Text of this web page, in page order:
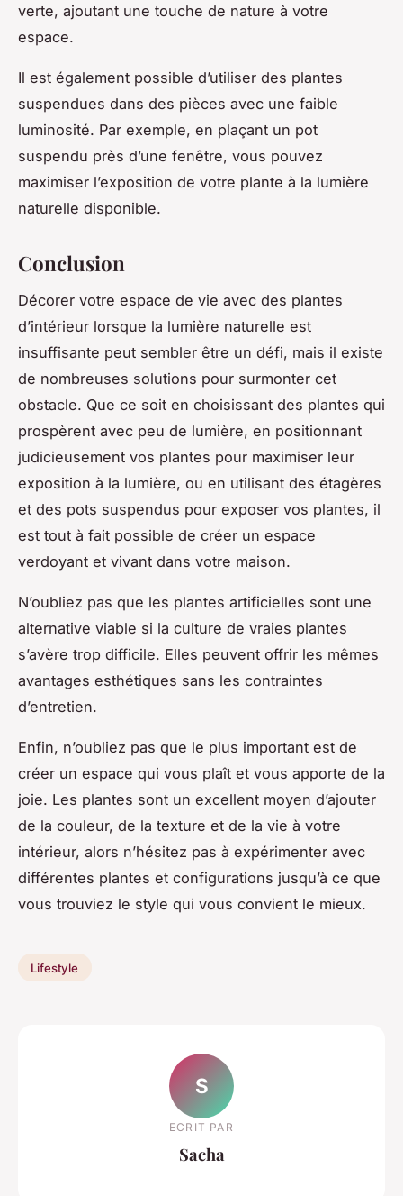
verte, ajoutant une touche de nature à votre
espace.
Il est également possible d’utiliser des plantes
suspendues dans des pièces avec une faible
luminosité. Par exemple, en plaçant un pot
suspendu près d’une fenêtre, vous pouvez
maximiser l’exposition de votre plante à la lumière
naturelle disponible.
Conclusion
Décorer votre espace de vie avec des plantes
d’intérieur lorsque la lumière naturelle est
insuffisante peut sembler être un défi, mais il existe
de nombreuses solutions pour surmonter cet
obstacle. Que ce soit en choisissant des plantes qui
prospèrent avec peu de lumière, en positionnant
judicieusement vos plantes pour maximiser leur
exposition à la lumière, ou en utilisant des étagères
et des pots suspendus pour exposer vos plantes, il
est tout à fait possible de créer un espace
verdoyant et vivant dans votre maison.
N’oubliez pas que les plantes artificielles sont une
alternative viable si la culture de vraies plantes
s’avère trop difficile. Elles peuvent offrir les mêmes
avantages esthétiques sans les contraintes
d’entretien.
Enfin, n’oubliez pas que le plus important est de
créer un espace qui vous plaît et vous apporte de la
joie. Les plantes sont un excellent moyen d’ajouter
de la couleur, de la texture et de la vie à votre
intérieur, alors n’hésitez pas à expérimenter avec
différentes plantes et configurations jusqu’à ce que
vous trouviez le style qui vous convient le mieux.
Lifestyle
S
ECRIT PAR
Sacha